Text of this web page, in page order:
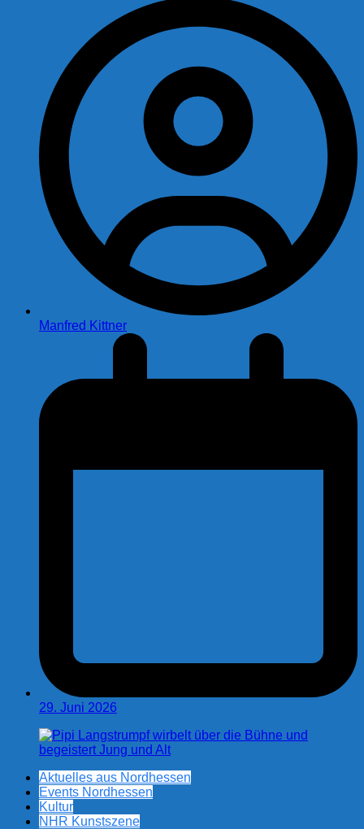
Manfred Kittner
29. Juni 2026
Aktuelles aus Nordhessen
Events Nordhessen
Kultur
NHR Kunstszene